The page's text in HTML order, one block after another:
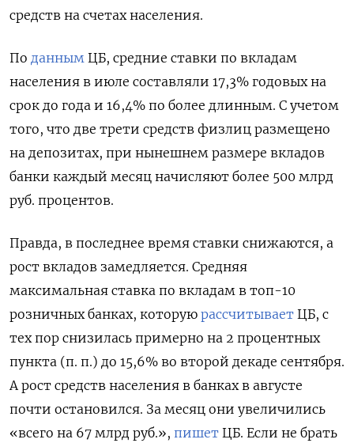
средств на счетах населения.
По данным ЦБ, средние ставки по вкладам
населения в июле составляли 17,3% годовых на
срок до года и 16,4% по более длинным. С учетом
того, что две трети средств физлиц размещено
на депозитах, при нынешнем размере вкладов
банки каждый месяц начисляют более 500 млрд
руб. процентов.
Правда, в последнее время ставки снижаются, а
рост вкладов замедляется. Средняя
максимальная ставка по вкладам в топ-10
розничных банках, которую рассчитывает ЦБ, с
тех пор снизилась примерно на 2 процентных
пункта (п. п.) до 15,6% во второй декаде сентября.
А рост средств населения в банках в августе
почти остановился. За месяц они увеличились
«всего на 67 млрд руб.», пишет ЦБ. Если не брать